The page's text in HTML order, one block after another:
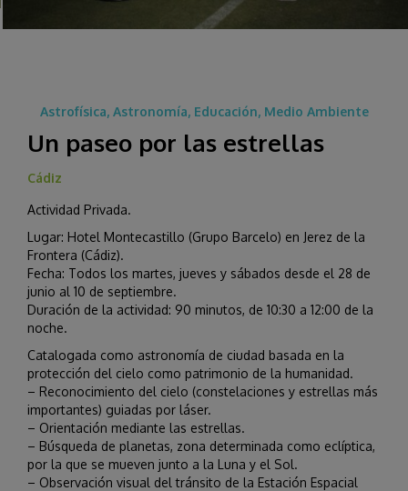
Astrofísica, Astronomía, Educación, Medio Ambiente
Un paseo por las estrellas
Cádiz
Actividad Privada.
Lugar: Hotel Montecastillo (Grupo Barcelo) en Jerez de la
Frontera (Cádiz).
Fecha: Todos los martes, jueves y sábados desde el 28 de
junio al 10 de septiembre.
Duración de la actividad: 90 minutos, de 10:30 a 12:00 de la
noche.
Catalogada como astronomía de ciudad basada en la
protección del cielo como patrimonio de la humanidad.
– Reconocimiento del cielo (constelaciones y estrellas más
importantes) guiadas por láser.
– Orientación mediante las estrellas.
– Búsqueda de planetas, zona determinada como eclíptica,
por la que se mueven junto a la Luna y el Sol.
– Observación visual del tránsito de la Estación Espacial